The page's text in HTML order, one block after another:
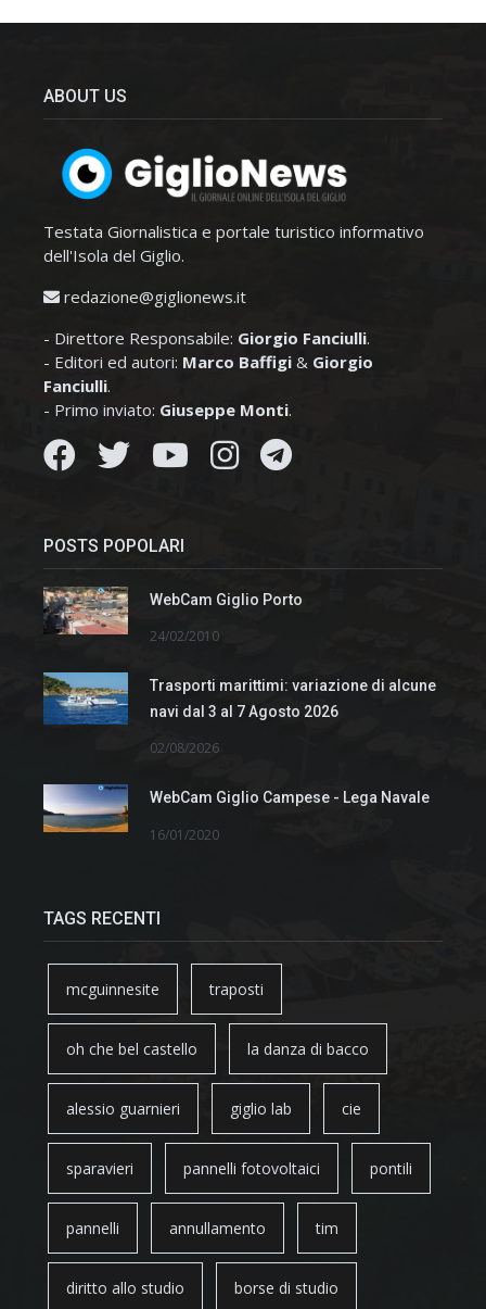
ABOUT US
Testata Giornalistica e portale turistico informativo
dell'Isola del Giglio.
redazione@giglionews.it
- Direttore Responsabile: Giorgio Fanciulli.
- Editori ed autori: Marco Baffigi & Giorgio
Fanciulli.
- Primo inviato: Giuseppe Monti.
POSTS POPOLARI
WebCam Giglio Porto
24/02/2010
Trasporti marittimi: variazione di alcune
navi dal 3 al 7 Agosto 2026
02/08/2026
WebCam Giglio Campese - Lega Navale
16/01/2020
TAGS RECENTI
mcguinnesite traposti
oh che bel castello la danza di bacco
alessio guarnieri giglio lab cie
sparavieri pannelli fotovoltaici pontili
pannelli annullamento tim
diritto allo studio borse di studio